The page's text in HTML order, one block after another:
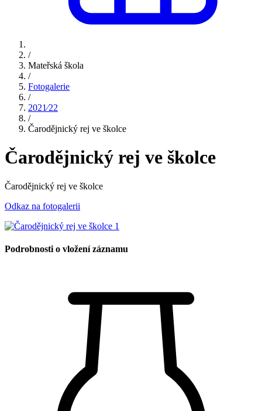
/
Mateřská škola
/
Fotogalerie
/
2021⁄22
/
Čarodějnický rej ve školce
Čarodějnický rej ve školce
Čarodějnický rej ve školce
Odkaz na fotogalerii
Podrobnosti o vložení záznamu